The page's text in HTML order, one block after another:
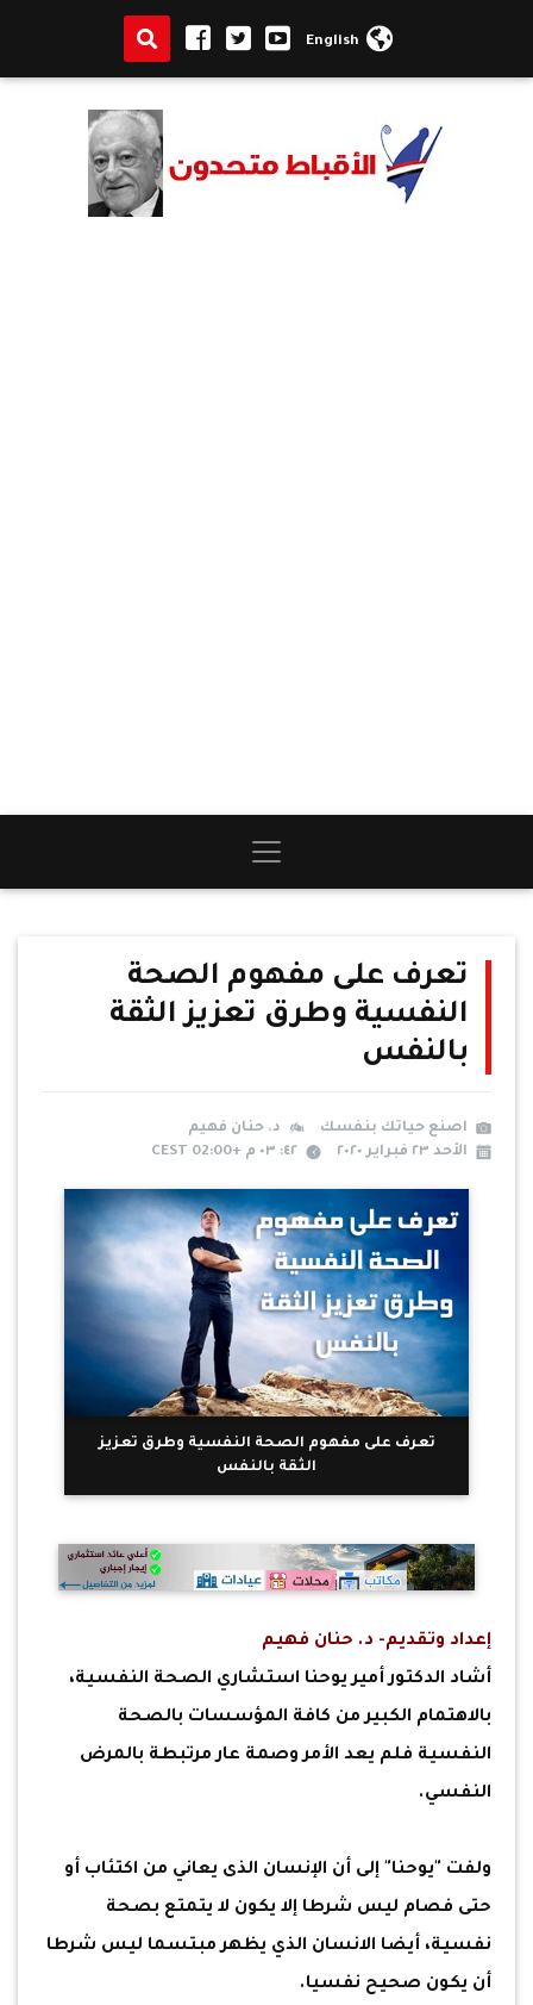
English
تعرف على مفهوم الصحة
النفسية وطرق تعزيز الثقة
بالنفس
اصنع حياتك بنفسك
د. حنان فهيم
الأحد ٢٣ فبراير ٢٠٢٠
٤٢: ٠٣ م +02:00 CEST
تعرف على مفهوم الصحة النفسية وطرق تعزيز
الثقة بالنفس
إعداد وتقديم- د. حنان فهيم
أشاد الدكتور أمير يوحنا استشاري الصحة النفسية،
بالاهتمام الكبير من كافة المؤسسات بالصحة
النفسية فلم يعد الأمر وصمة عار مرتبطة بالمرض
النفسي.
ولفت "يوحنا" إلى أن الإنسان الذى يعاني من اكتئاب أو
حتى فصام ليس شرطا إلا يكون لا يتمتع بصحة
نفسية، أيضا الانسان الذي يظهر مبتسما ليس شرطا
أن يكون صحيح نفسيا.